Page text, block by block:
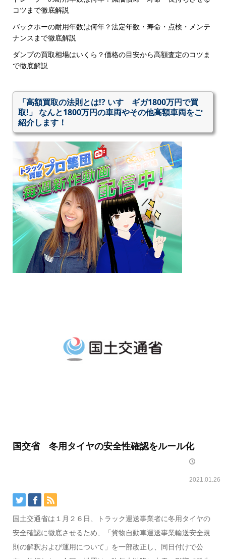
国交省 冬用タイヤの安全性確認をルール化
2021.01.26
国土交通省は１月２６日、トラック運送事業者に冬用タイヤの
安全確認に徹底させるため、「貨物自動車運送事業輸送安全規
則の解釈および運用について」を一部改正し、同日付けで公
コツまで徹底解説
バックホーの耐用年数は何年？法定年数・寿命・点検・メンテ
ナンスまで徹底解説
ダンプの買取相場はいくら？価格の目安から高額査定のコツま
で徹底解説
「高額買取の法則とは!? いすゞギガ1800万円で買
取!」 なんと1800万円の車両やその他高額車両をご
紹介します！